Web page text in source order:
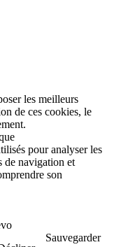
les meilleurs
de ces cookies, le
pour analyser les
de navigation et
son
Sauvegarder